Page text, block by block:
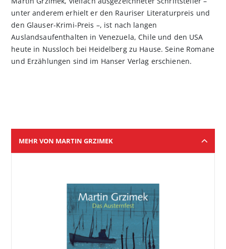
unter anderem erhielt er den Rauriser Literaturpreis und
den Glauser-Krimi-Preis –, ist nach langen
Auslandsaufenthalten in Venezuela, Chile und den USA
heute in Nussloch bei Heidelberg zu Hause. Seine Romane
und Erzählungen sind im Hanser Verlag erschienen.
MEHR VON MARTIN GRZIMEK